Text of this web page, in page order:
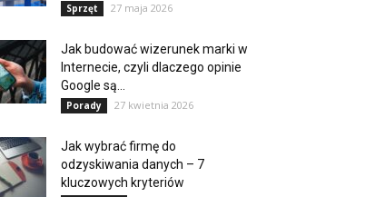
Sprzęt 27 maja 2026
Jak budować wizerunek marki w
Internecie, czyli dlaczego opinie
Google są...
Porady 27 kwietnia 2026
Jak wybrać firmę do
odzyskiwania danych – 7
kluczowych kryteriów